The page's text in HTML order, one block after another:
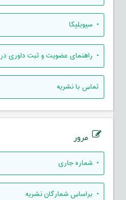
• سیویلیکا
• راهنمای عضویت و ثبت داوری در WOS Researcher ID
تماس با نشریه
مرور
• شماره جاری
• براساس شمارگان نشریه